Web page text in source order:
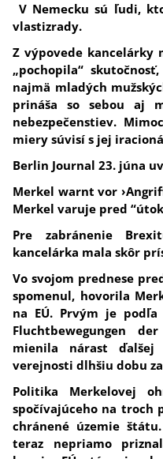
V Nemecku sú ľudi,
vlastizrady.
Z výpovede kancelárky
„pochopila“
najmä mladých
prináša so sebou aj
nebezpečenstiev.
miery súvisí s jej
Berlin Journal 23. júna
Merkel warnt vor
Merkel varuje pred
Pre zabránenie
kancelárka mala skôr
Vo svojom prednese
spomenul, hovorila
na EÚ. Prvým je
Fluchtbewegungen
mienila nárast
verejnosti dlhšiu dobu
Politika Merkelovej
spočívajúceho na troch
chránené územie
teraz nepriamo